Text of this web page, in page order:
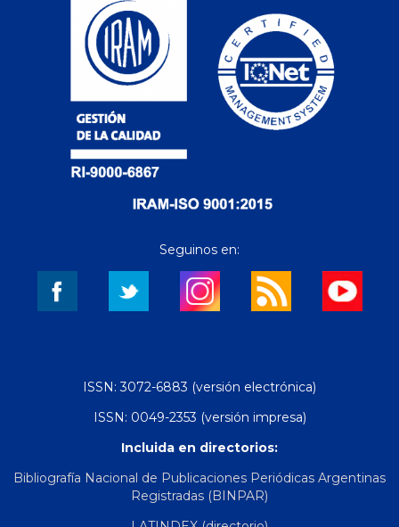
Seguinos en:
ISSN: 3072-6883 (versión electrónica)
ISSN: 0049-2353 (versión impresa)
Incluida en directorios:
Bibliografía Nacional de Publicaciones Periódicas Argentinas
Registradas (BINPAR)